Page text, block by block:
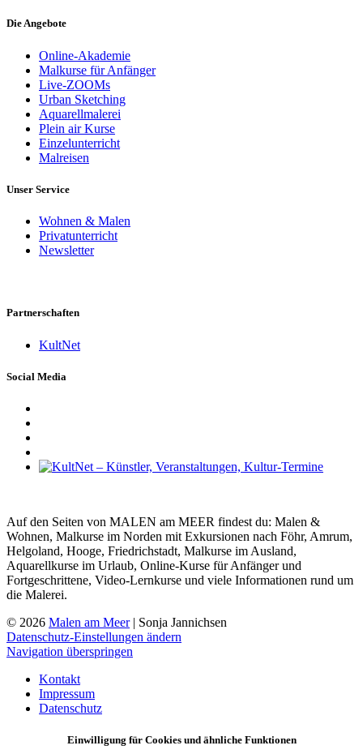
Die Angebote
Online-Akademie
Malkurse für Anfänger
Live-ZOOMs
Urban Sketching
Aquarellmalerei
Plein air Kurse
Einzelunterricht
Malreisen
Unser Service
Wohnen & Malen
Privatunterricht
Newsletter
Partnerschaften
KultNet
Social Media
Auf den Seiten von MALEN am MEER findest du: Malen &
Wohnen, Malkurse im Norden mit Exkursionen nach Föhr, Amrum,
Helgoland, Hooge, Friedrichstadt, Malkurse im Ausland,
Aquarellkurse im Urlaub, Online-Kurse für Anfänger und
Fortgeschrittene, Video-Lernkurse und viele Informationen rund um
die Malerei.
© 2026 Malen am Meer| Sonja Jannichsen
Datenschutz-Einstellungen ändern
Navigation überspringen
Kontakt
Impressum
Datenschutz
Einwilligung für Cookies und ähnliche Funktionen